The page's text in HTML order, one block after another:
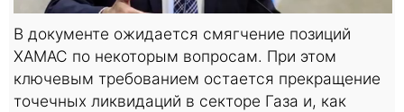
В документе ожидается смягчение позиций
ХАМАС по некоторым вопросам. При этом
ключевым требованием остается прекращение
точечных ликвидаций в секторе Газа и, как